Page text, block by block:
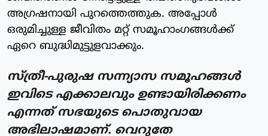
അഗ്രഷനായി പുറത്തെത്തുക. അപ്പോൾ
ഒരുമിച്ചുള്ള ജീവിതം മറ്റ് സമൂഹാംഗങ്ങൾക്ക്
ഏറെ ബുദ്ധിമുട്ടുളവാക്കും.
സ്ത്രീ-പുരുഷ സന്ന്യാസ സമൂഹങ്ങൾ
ഇവിടെ എക്കാലവും ഉണ്ടായിരിക്കണം
എന്നത് സഭയുടെ പൊതുവായ
അഭിലാഷമാണ്. വെറുതേ